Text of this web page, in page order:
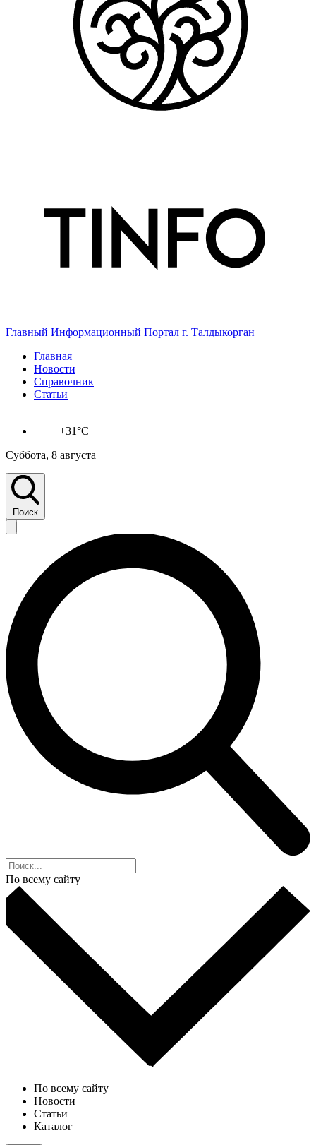
Главный Информационный Портал г. Талдыкорган
Главная
Новости
Справочник
Статьи
+31°C
Суббота, 8 августа
Поиск
По всему сайту
По всему сайту
Новости
Статьи
Каталог